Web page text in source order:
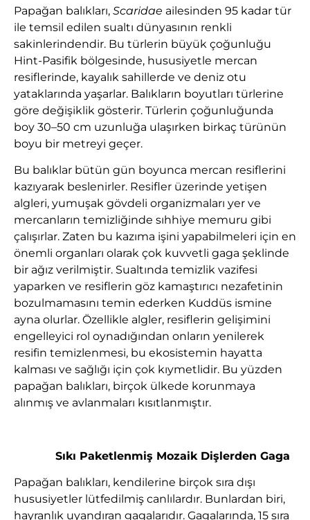
Papağan balıkları, Scaridae ailesinden 95 kadar tür
ile temsil edilen sualtı dünyasının renkli
sakinlerindendir. Bu türlerin büyük çoğunluğu
Hint-Pasifik bölgesinde, hususiyetle mercan
resiflerinde, kayalık sahillerde ve deniz otu
yataklarında yaşarlar. Balıkların boyutları türlerine
göre değişiklik gösterir. Türlerin çoğunluğunda
boy 30–50 cm uzunluğa ulaşırken birkaç türünün
boyu bir metreyi geçer.
Bu balıklar bütün gün boyunca mercan resiflerini
kazıyarak beslenirler. Resifler üzerinde yetişen
algleri, yumuşak gövdeli organizmaları yer ve
mercanların temizliğinde sıhhiye memuru gibi
çalışırlar. Zaten bu kazıma işini yapabilmeleri için en
önemli organları olarak çok kuvvetli gaga şeklinde
bir ağız verilmiştir. Sualtında temizlik vazifesi
yaparken ve resiflerin göz kamaştırıcı nezafetinin
bozulmamasını temin ederken Kuddüs ismine
ayna olurlar. Özellikle algler, resiflerin gelişimini
engelleyici rol oynadığından onların yenilerek
resifin temizlenmesi, bu ekosistemin hayatta
kalması ve sağlığı için çok kıymetlidir. Bu yüzden
papağan balıkları, birçok ülkede korunmaya
alınmış ve avlanmaları kısıtlanmıştır.
Sıkı Paketlenmiş Mozaik Dişlerden Gaga
Papağan balıkları, kendilerine birçok sıra dışı
hususiyetler lütfedilmiş canlılardır. Bunlardan biri,
hayranlık uyandıran gagalarıdır. Gagalarında, 15 sıra